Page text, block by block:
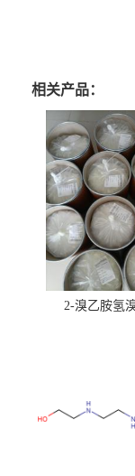
相关产品：
2-溴乙胺氢